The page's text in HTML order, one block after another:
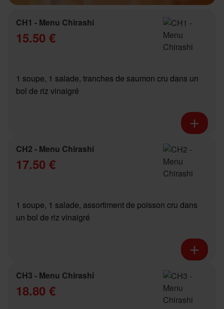
CH1 - Menu Chirashi
15.50 €
1 soupe, 1 salade, tranches de saumon cru dans un
bol de riz vinaigré
CH2 - Menu Chirashi
17.50 €
1 soupe, 1 salade, assortiment de poisson cru dans
un bol de riz vinaigré
CH3 - Menu Chirashi
18.80 €